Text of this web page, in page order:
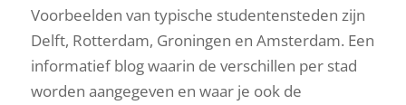
Voorbeelden van typische studentensteden zijn
Delft, Rotterdam, Groningen en Amsterdam. Een
informatief blog waarin de verschillen per stad
worden aangegeven en waar je ook de